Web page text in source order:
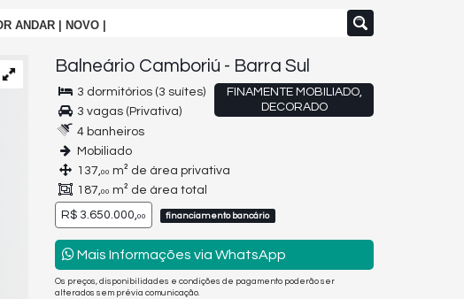
ANDAR | NOVO |
Balneário Camboriú - Barra Sul
FINAMENTE MOBILIADO,
DECORADO
3 dormitórios (3 suítes)
3 vagas (Privativa)
4 banheiros
Mobiliado
137,00 m² de área privativa
187,00 m² de área total
R$ 3.650.000,00 financiamento bancário
Mais Informações via WhatsApp
Os preços, disponibilidades e condições de pagamento poderão ser
alterados sem prévia comunicação.